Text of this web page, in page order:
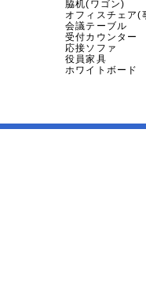
脇机(ワゴン)
オフィスチェア(
会議テーブル
受付カウンター
応接ソファ
役員家具
ホワイトボード